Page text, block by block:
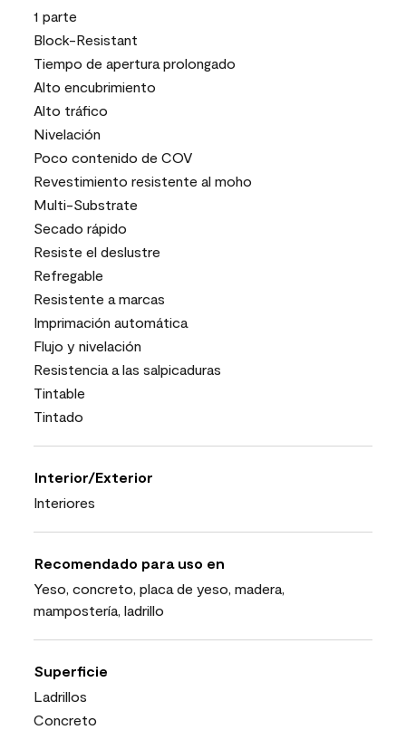
1 parte
Block-Resistant
Tiempo de apertura prolongado
Alto encubrimiento
Alto tráfico
Nivelación
Poco contenido de COV
Revestimiento resistente al moho
Multi-Substrate
Secado rápido
Resiste el deslustre
Refregable
Resistente a marcas
Imprimación automática
Flujo y nivelación
Resistencia a las salpicaduras
Tintable
Tintado
Interior/Exterior
Interiores
Recomendado para uso en
Yeso, concreto, placa de yeso, madera,
mampostería, ladrillo
Superficie
Ladrillos
Concreto